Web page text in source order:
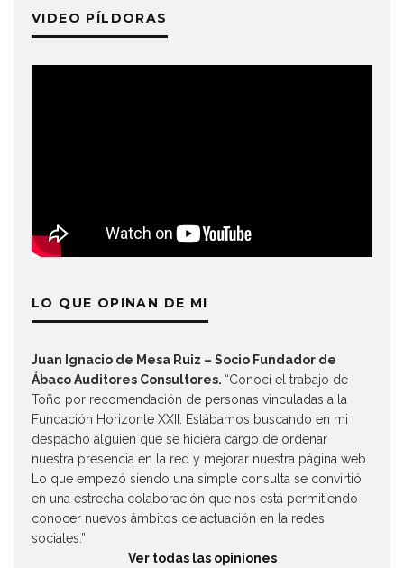
VIDEO PÍLDORAS
LO QUE OPINAN DE MI
Juan Ignacio de Mesa Ruiz – Socio Fundador de
Ábaco Auditores Consultores. “Conocí el trabajo de
Toño por recomendación de personas vinculadas a la
Fundación Horizonte XXII. Estábamos buscando en mi
despacho alguien que se hiciera cargo de ordenar
nuestra presencia en la red y mejorar nuestra página web.
Lo que empezó siendo una simple consulta se convirtió
en una estrecha colaboración que nos está permitiendo
conocer nuevos ámbitos de actuación en la redes
sociales.”
Ver todas las opiniones